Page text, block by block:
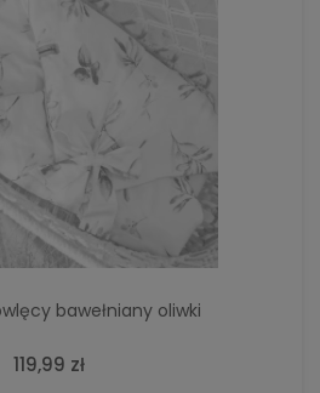
bawełniany oliwki
119,99 zł